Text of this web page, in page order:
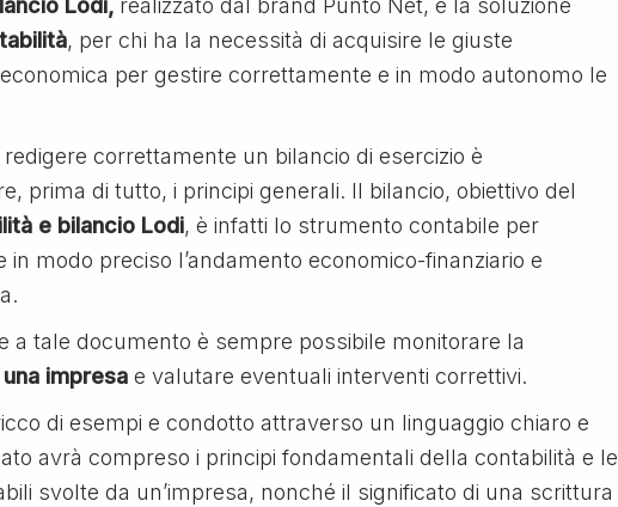
Lodi, realizzato dal brand Punto Net, è la soluzione
, per chi ha la necessità di acquisire le giuste
per gestire correttamente e in modo autonomo le
correttamente un bilancio di esercizio è
prima di tutto, i principi generali. Il bilancio, obiettivo del
e bilancio Lodi, è infatti lo strumento contabile per
modo preciso l’andamento economico-finanziario e
a tale documento è sempre possibile monitorare la
impresa e valutare eventuali interventi correttivi.
di esempi e condotto attraverso un linguaggio chiaro e
avrà compreso i principi fondamentali della contabilità e le
svolte da un’impresa, nonché il significato di una scrittura